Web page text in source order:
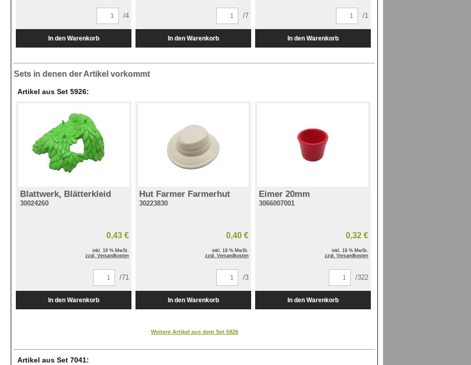
/4 /7 /1
Sets in denen der Artikel vorkommt
Artikel aus Set 5926:
Blattwerk, Blätterkleid
30024260
0,43 €
inkl. 19 % MwSt.
zzgl. Versandkosten
/71
Hut Farmer Farmerhut
30223830
0,40 €
inkl. 19 % MwSt.
zzgl. Versandkosten
/3
Eimer 20mm
3066007001
0,32 €
inkl. 19 % MwSt.
zzgl. Versandkosten
/322
Weitere Artikel aus dem Set 5926
Artikel aus Set 7041: